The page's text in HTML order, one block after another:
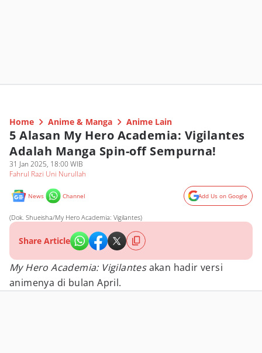
Home Anime & Manga Anime Lain
5 Alasan My Hero Academia: Vigilantes
Adalah Manga Spin-off Sempurna!
31 Jan 2025, 18:00 WIB
Fahrul Razi Uni Nurullah
News Channel Add Us on Google
(Dok. Shueisha/My Hero Academia: Vigilantes)
Share Article
My Hero Academia: Vigilantesakan hadir versi
animenya di bulan April.